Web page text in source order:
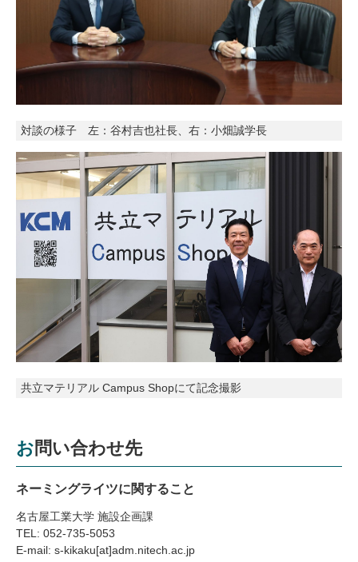
対談の様子 左：谷村吉也社長、右：小畑誠学長
共立マテリアル Campus Shopにて記念撮影
お問い合わせ先
ネーミングライツに関すること
名古屋工業大学 施設企画課
TEL: 052-735-5053
E-mail: s-kikaku[at]adm.nitech.ac.jp